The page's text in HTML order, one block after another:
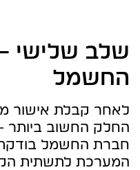
שלב שלישי
החשמל
לאחר קבלת אישור
החלק החשוב
חברת החשמל
המערכת לתשתית